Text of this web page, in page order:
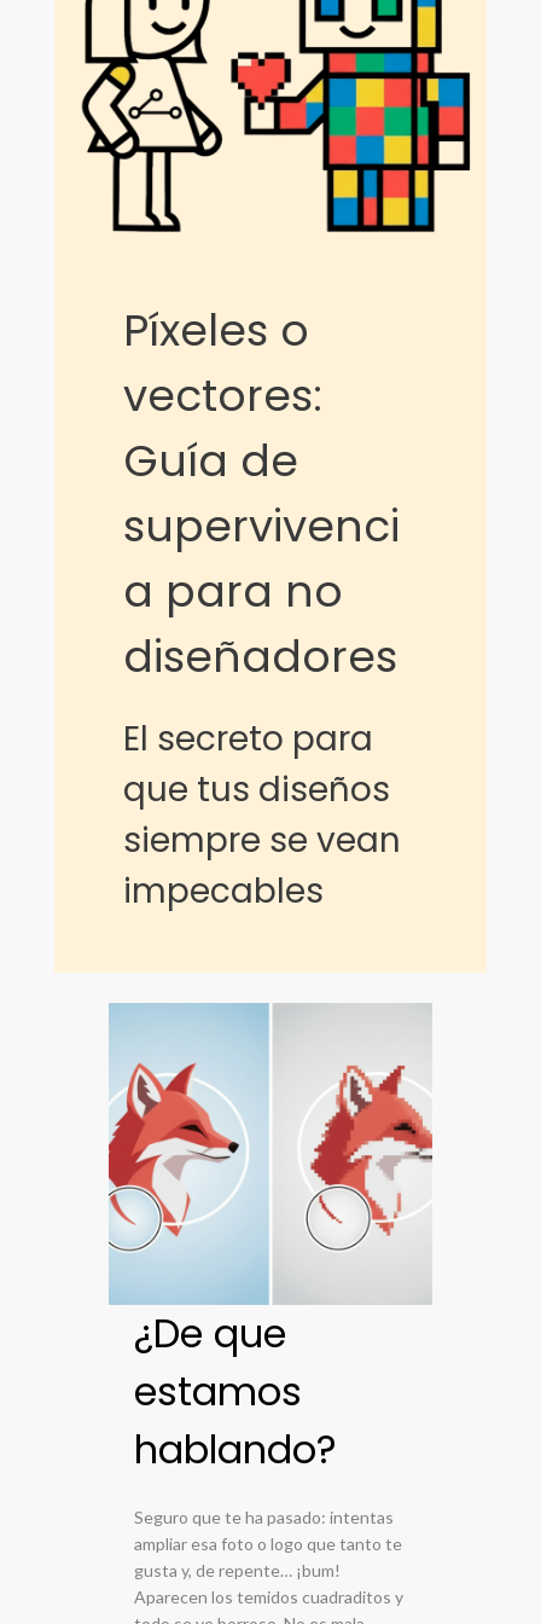
Píxeles o
vectores:
Guía de
supervivenci
a para no
diseñadores
El secreto para
que tus diseños
siempre se vean
impecables
¿De que
estamos
hablando?
Seguro que te ha pasado: intentas
ampliar esa foto o logo que tanto te
gusta y, de repente… ¡bum!
Aparecen los temidos cuadraditos y